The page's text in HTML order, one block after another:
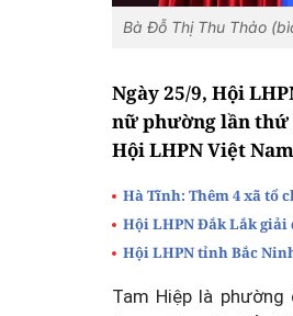
Bà Đỗ Thị Thu Thảo
Ngày 25/9, Hội
nữ phường lần thứ
Hội LHPN Việt
Hà Tĩnh: Thêm 4 xã tổ
Hội LHPN Đắk Lắk
Hội LHPN tỉnh Bắc
Tam Hiệp là